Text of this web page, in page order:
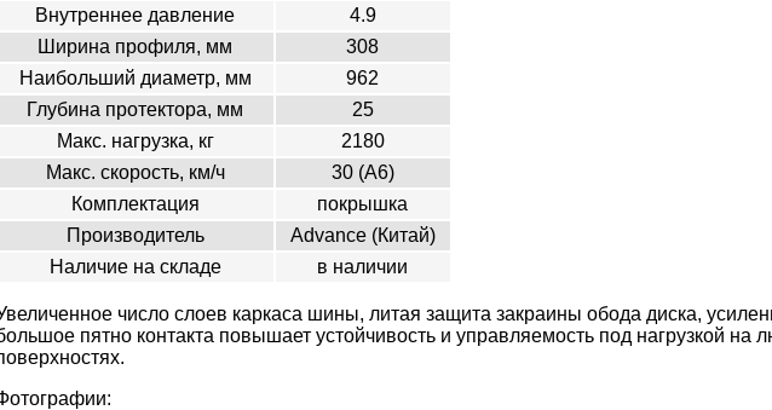
Внутреннее давление
4.9
Ширина профиля, мм
308
Наибольший диаметр, мм
962
Глубина протектора, мм
25
Макс. нагрузка, кг
2180
Макс. скорость, км/ч
30 (A6)
Комплектация
покрышка
Производитель
Advance (Китай)
Наличие на складе
в наличии
число слоев каркаса шины, литая защита закраины обода диска,
пятно контакта повышает устойчивость и управляемость под нагрузкой на